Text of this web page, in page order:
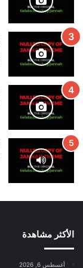
الأكثر مشاهدة
أغسطس 6, 2026